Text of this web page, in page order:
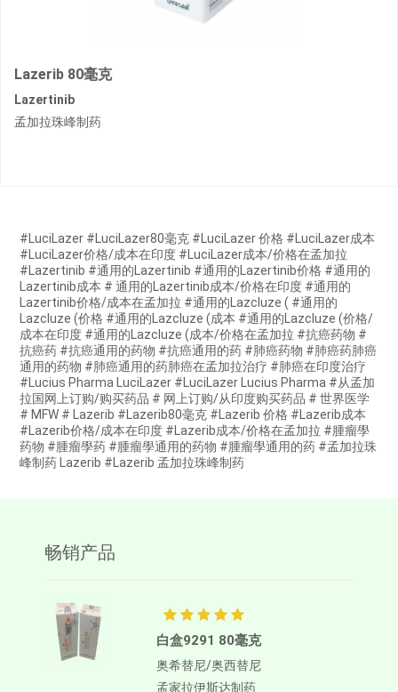
Lazerib 80毫克
Lazertinib
孟加拉珠峰制药
#LuciLazer #LuciLazer80毫克 #LuciLazer 价格 #LuciLazer成本
#LuciLazer价格/成本在印度 #LuciLazer成本/价格在孟加拉
#Lazertinib #通用的Lazertinib #通用的Lazertinib价格 #通用的
Lazertinib成本 # 通用的Lazertinib成本/价格在印度 #通用的
Lazertinib价格/成本在孟加拉 #通用的Lazcluze ( #通用的
Lazcluze (价格 #通用的Lazcluze (成本 #通用的Lazcluze (价格/
成本在印度 #通用的Lazcluze (成本/价格在孟加拉 #抗癌药物 #
抗癌药 #抗癌通用的药物 #抗癌通用的药 #肺癌药物 #肺癌药肺癌
通用的药物 #肺癌通用的药肺癌在孟加拉治疗 #肺癌在印度治疗
#Lucius Pharma LuciLazer #LuciLazer Lucius Pharma #从孟加
拉国网上订购/购买药品 # 网上订购/从印度购买药品 # 世界医学
# MFW # Lazerib #Lazerib80毫克 #Lazerib 价格 #Lazerib成本
#Lazerib价格/成本在印度 #Lazerib成本/价格在孟加拉 #腫瘤學
药物 #腫瘤學药 #腫瘤學通用的药物 #腫瘤學通用的药 #孟加拉珠
峰制药 Lazerib #Lazerib 孟加拉珠峰制药
畅销产品
白盒9291 80毫克
奥希替尼/奥西替尼
孟家拉伊斯达制药